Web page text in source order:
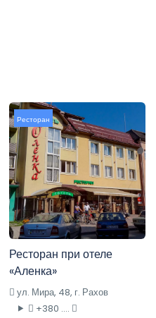
Ресторан
Ресторан при отеле
«Аленка»
ул. Мира, 48, г. Рахов
+380 ....